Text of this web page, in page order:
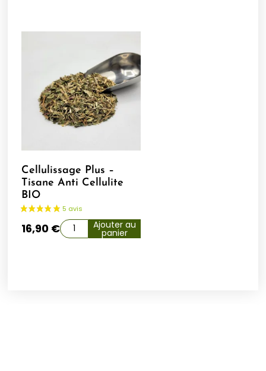
Cellulissage Plus –
Tisane Anti Cellulite
BIO
16,90 € Ajouter au
panier